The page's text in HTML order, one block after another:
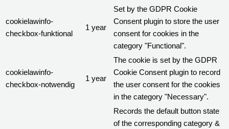
cookielawinfo-
checkbox-funktional
1 year
Set by the GDPR Cookie
Consent plugin to store the user
consent for cookies in the
category "Functional".
cookielawinfo-
checkbox-notwendig
1 year
The cookie is set by the GDPR
Cookie Consent plugin to record
the user consent for the cookies
in the category "Necessary".
Records the default button state
of the corresponding category &